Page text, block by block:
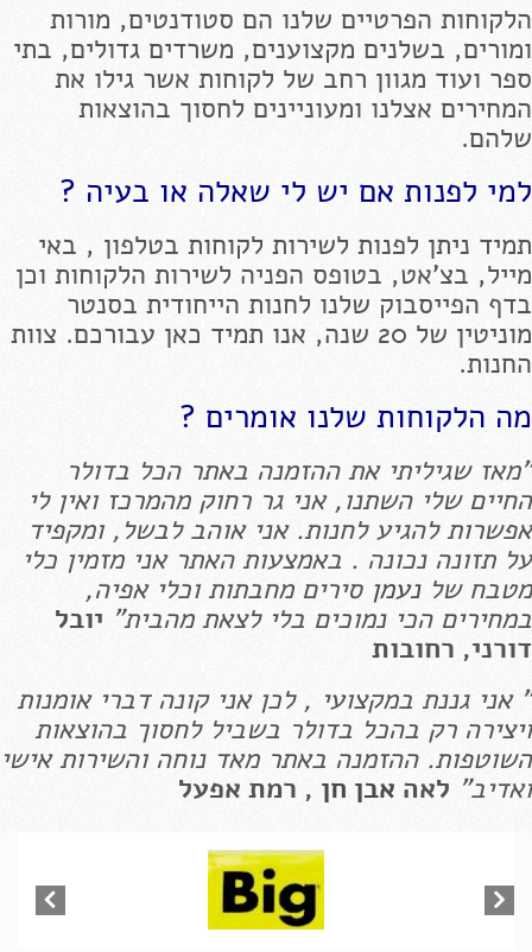
הלקוחות הפרטיים שלנו הם סטודנטים, מורות
ומורים, בשלנים מקצוענים, משרדים גדולים, בתי
ספר ועוד מגוון רחב של לקוחות אשר גילו את
המחירים אצלנו ומעוניינים לחסוך בהוצאות
שלהם.
למי לפנות אם יש לי שאלה או בעיה ?
תמיד ניתן לפנות לשירות לקוחות בטלפון , באי
מייל, בצ'אט, בטופס הפניה לשירות הלקוחות וכן
בדף הפייסבוק שלנו לחנות הייחודית בסנטר
מוניטין של 20 שנה, אנו תמיד כאן עבורכם. צוות
החנות.
מה הלקוחות שלנו אומרים ?
"מאז שגיליתי את ההזמנה באתר הכל בדולר
החיים שלי השתנו, אני גר רחוק מהמרכז ואין לי
אפשרות להגיע לחנות. אני אוהב לבשל, ומקפיד
על תזונה נכונה . באמצעות האתר אני מזמין כלי
מטבח שלנעמןסירים מחבתות וכלי אפיה,
במחירים הכי נמוכים בלי לצאת מהבית" יובל
דורני, רחובות
" אני גננת במקצועי , לכן אני קונה דברי אומנות
ויצירה רק בהכל בדולר בשביל לחסוך בהוצאות
השוטפות. ההזמנה באתר מאד נוחה והשירות אישי
ואדיב" לאה אבן חן , רמת אפעל